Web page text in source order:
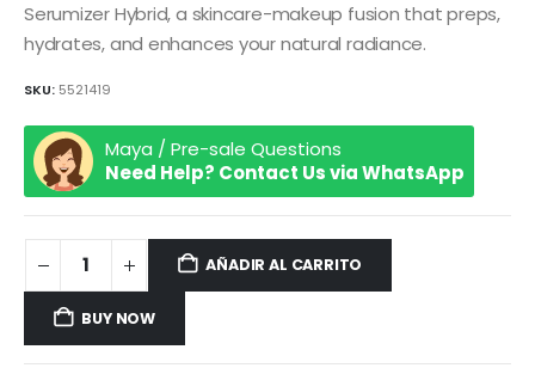
Serumizer Hybrid, a skincare-makeup fusion that preps,
hydrates, and enhances your natural radiance.
SKU: 5521419
Maya / Pre-sale Questions
Need Help? Contact Us via WhatsApp
AÑADIR AL CARRITO
BUY NOW